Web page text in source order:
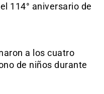
114° aniversario de
a los cuatro
de niños durante